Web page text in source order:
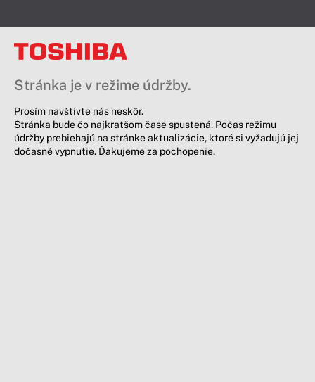
Stránka je v režime údržby.
Prosím navštívte nás neskôr.
Stránka bude čo najkratšom čase spustená. Počas režimu
údržby prebiehajú na stránke aktualizácie, ktoré si vyžadujú jej
dočasné vypnutie. Ďakujeme za pochopenie.